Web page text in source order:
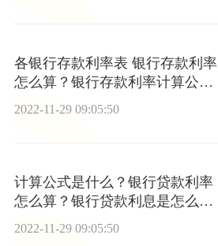
各银行存款利率表 银行存款利率
怎么算？银行存款利率计算公式
2022-11-29 09:05:50
计算公式是什么？银行贷款利率
怎么算？银行贷款利息是怎么算
出来的？
2022-11-29 09:05:50